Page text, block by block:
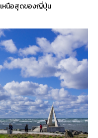
หนือสุดของญี่ปุ่น